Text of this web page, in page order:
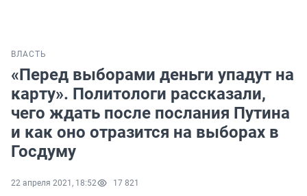
ВЛАСТЬ
«Перед выборами деньги упадут на
карту». Политологи рассказали,
чего ждать после послания Путина
и как оно отразится на выборах в
Госдуму
22 апреля 2021, 18:52 17 821